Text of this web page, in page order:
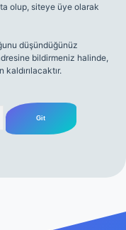
olup, siteye üye olarak
düşündüğünüz
bildirmeniz halinde,